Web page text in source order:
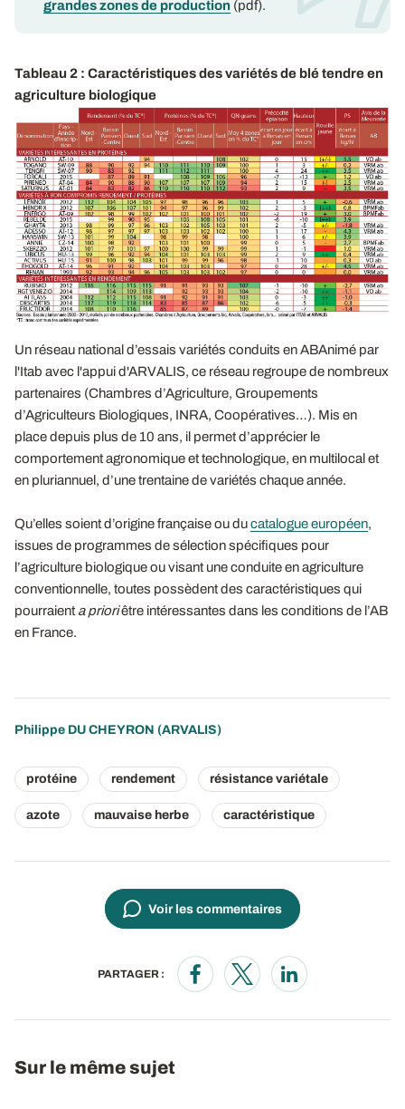
grandes zones de production (pdf).
Tableau 2 : Caractéristiques des variétés de blé tendre en
agriculture biologique
Un réseau national d’essais variétés conduits en ABAnimé par
l'Itab avec l'appui d'ARVALIS, ce réseau regroupe de nombreux
partenaires (Chambres d’Agriculture, Groupements
d’Agriculteurs Biologiques, INRA, Coopératives…). Mis en
place depuis plus de 10 ans, il permet d’apprécier le
comportement agronomique et technologique, en multilocal et
en pluriannuel, d’une trentaine de variétés chaque année.
Qu’elles soient d’origine française ou ducatalogue européen,
issues de programmes de sélection spécifiques pour
l’agriculture biologique ou visant une conduite en agriculture
conventionnelle, toutes possèdent des caractéristiques qui
pourraient a prioriêtre intéressantes dans les conditions de l’AB
en France.
Philippe DU CHEYRON (ARVALIS)
protéine rendement résistance variétale
azote mauvaise herbe caractéristique
Voir les commentaires
PARTAGER :
Opens in a new window
Opens in a new window
Opens in a new
Sur le même sujet